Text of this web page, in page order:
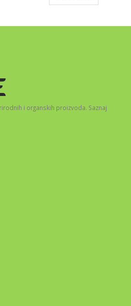
i organskih proizvoda. Saznaj